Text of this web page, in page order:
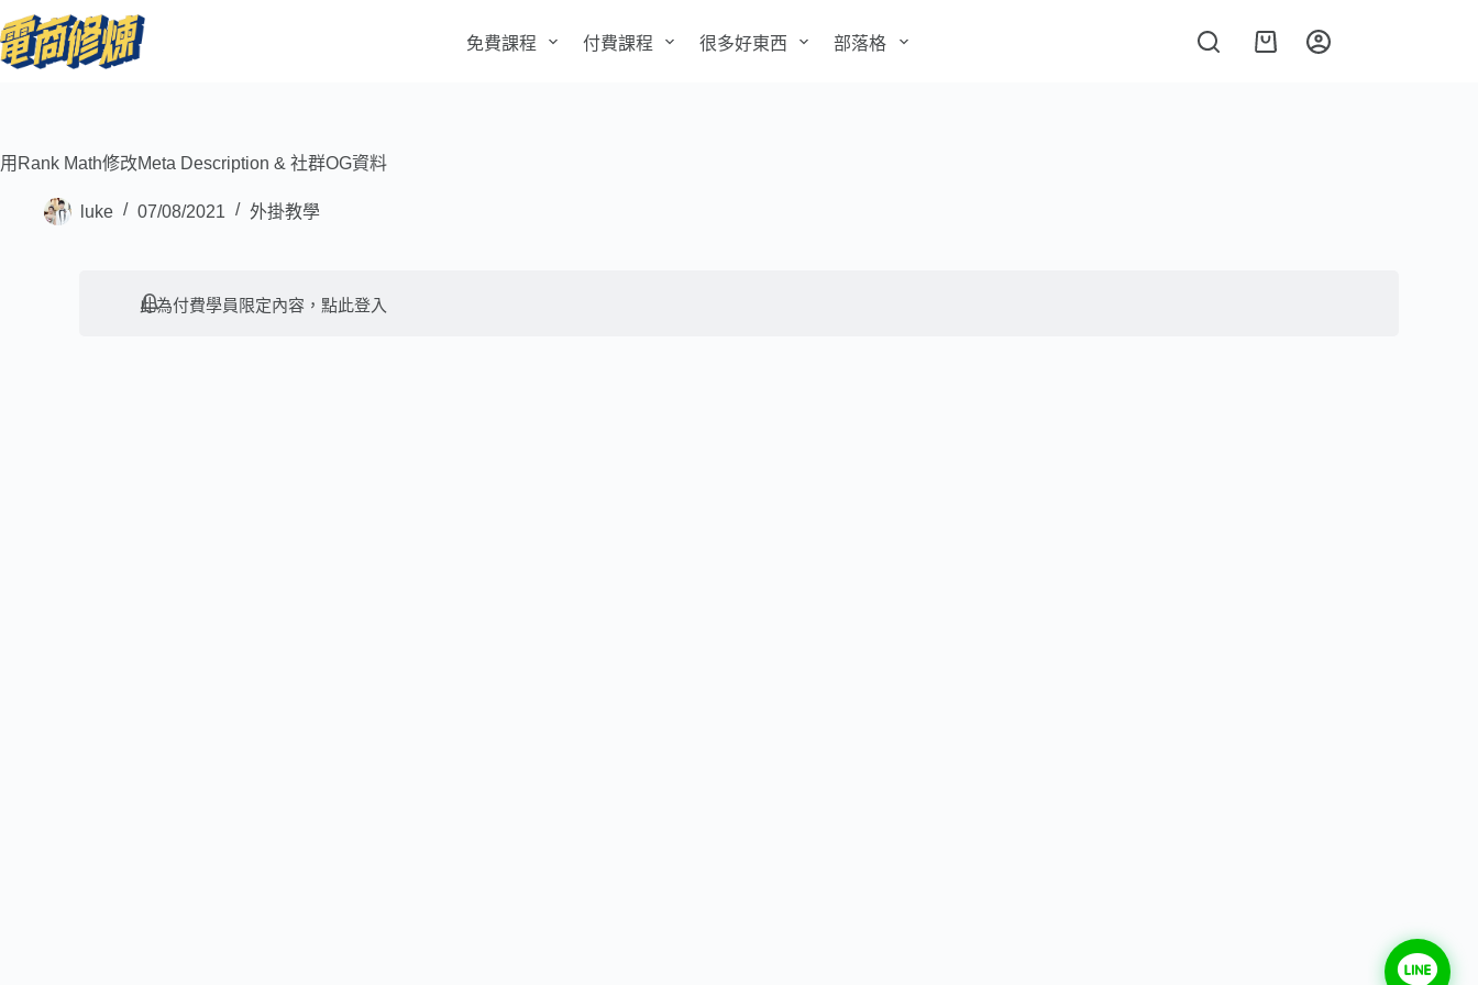
免費課程 付費課程 很多好東西 部落格
用Rank Math修改Meta Description & 社群OG資料
luke 07/08/2021 外掛教學
此為付費學員限定內容， 點此登入